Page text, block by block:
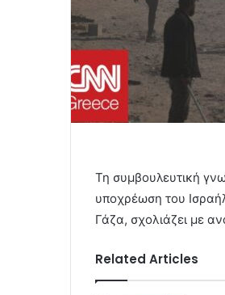
Τη συμβουλευτική
υποχρέωση του
Γάζα, σχολιάζει με
Related Articles